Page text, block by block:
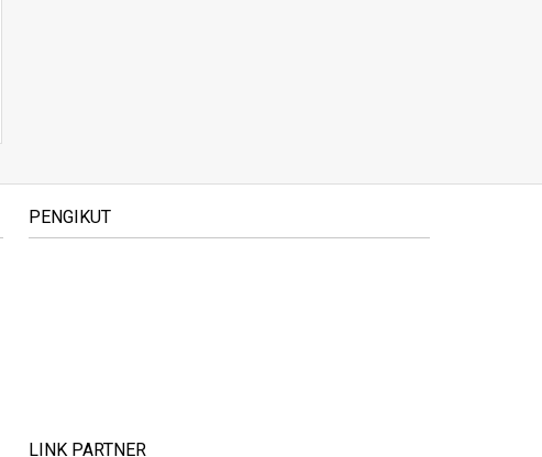
PENGIKUT
LINK PARTNER